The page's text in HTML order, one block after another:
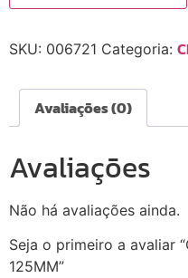
SKU: 006721 Categoria:
Avaliações (0)
Avaliações
Não há avaliações ainda.
Seja o primeiro a avaliar
125MM”